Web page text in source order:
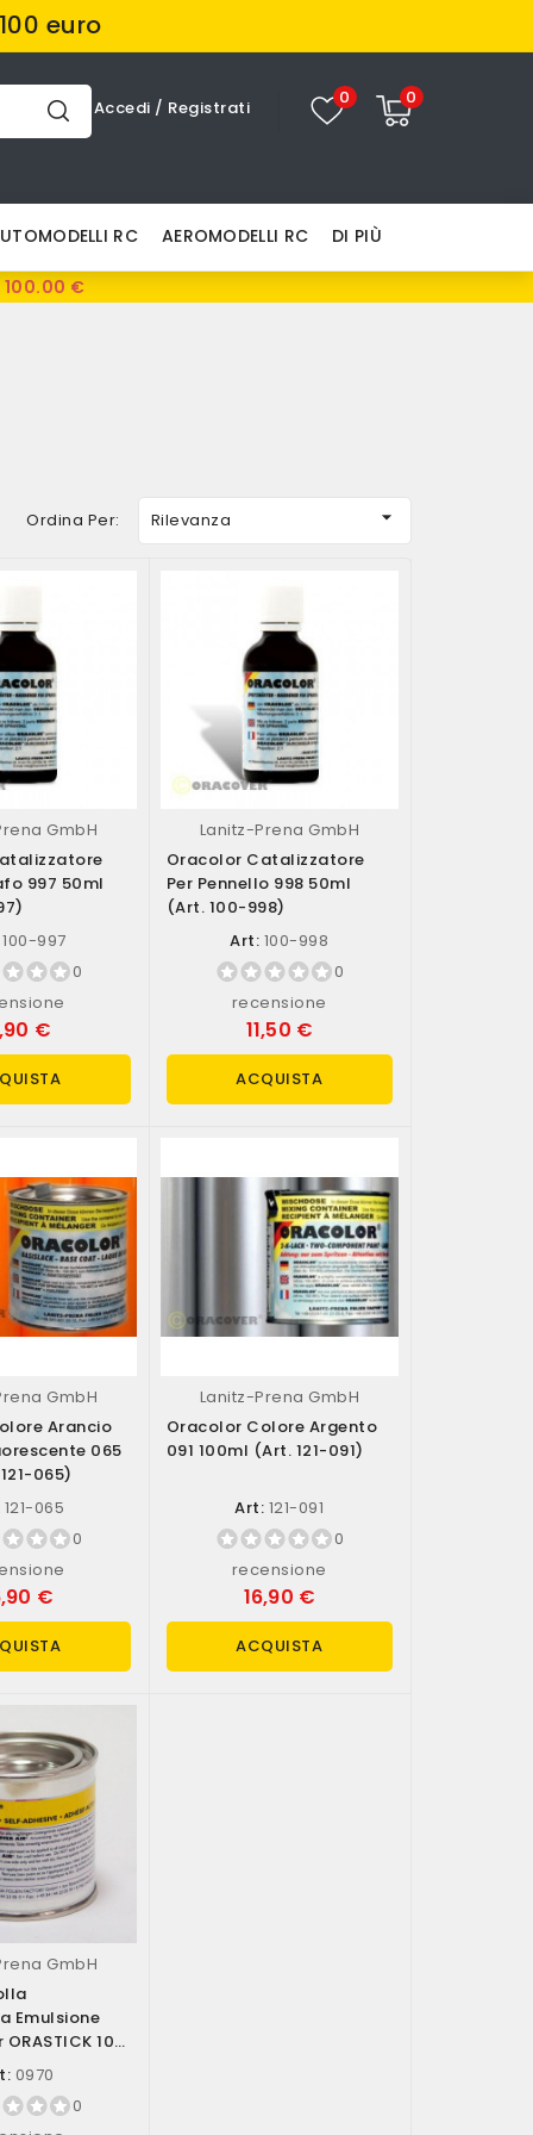
100 euro
0
0
Accedi / Registrati
RC AEROMODELLI RC DI PIÙ
€
Ordina Per: Rilevanza 
GmbH
997 50ml
100-997
0
€
Lanitz-Prena GmbH
Oracolor Catalizzatore
Per Pennello 998 50ml
(art. 100-998)
Art: 100-998
0
recensione
11,50 €
ACQUISTA
GmbH
Arancio
065
065)
121-065
0
€
Lanitz-Prena GmbH
Oracolor Colore Argento
091 100ml (art. 121-091)
Art: 121-091
0
recensione
16,90 €
ACQUISTA
GmbH
Emulsione
100
0970
0